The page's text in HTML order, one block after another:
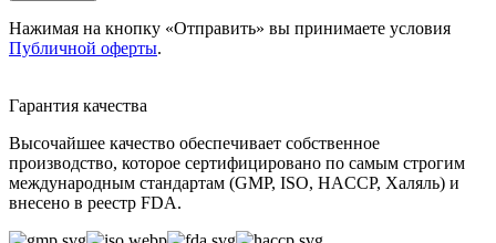
Нажимая на кнопку «Отправить» вы принимаете условия
Публичной оферты.
Гарантия качества
Высочайшее качество обеспечивает собственное
производство, которое сертифицировано по самым строгим
международным стандартам (GMP, ISO, HACCP, Халяль) и
внесено в реестр FDA.